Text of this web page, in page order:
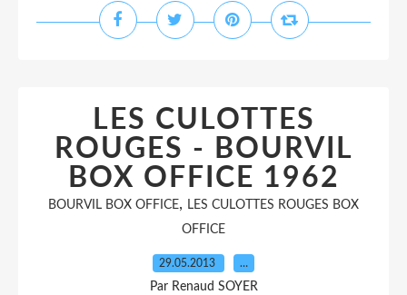
LES CULOTTES
ROUGES - BOURVIL
BOX OFFICE 1962
BOURVIL BOX OFFICE, LES CULOTTES ROUGES BOX
OFFICE
29.05.2013 …
Par Renaud SOYER